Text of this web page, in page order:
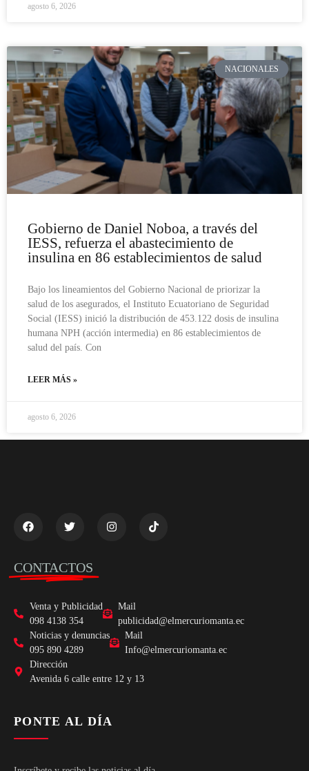
agosto 6, 2026
NACIONALES
Gobierno de Daniel Noboa, a través del
IESS, refuerza el abastecimiento de
insulina en 86 establecimientos de salud
Bajo los lineamientos del Gobierno Nacional de priorizar la
salud de los asegurados, el Instituto Ecuatoriano de Seguridad
Social (IESS) inició la distribución de 453.122 dosis de insulina
humana NPH (acción intermedia) en 86 establecimientos de
salud del país. Con
LEER MÁS »
agosto 6, 2026
CONTACTOS
Venta y Publicidad
098 4138 354
Mail
publicidad@elmercuriomanta.ec
Noticias y denuncias
095 890 4289
Mail
Info@elmercuriomanta.ec
Dirección
Avenida 6 calle entre 12 y 13
PONTE AL DÍA